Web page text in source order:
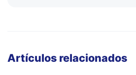
Artículos relacionados